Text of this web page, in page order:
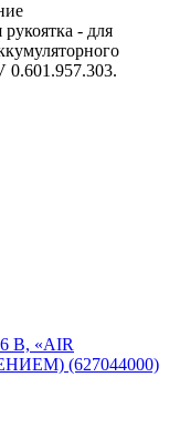
- для
0.601.957.303.
В, «AIR
(627044000)